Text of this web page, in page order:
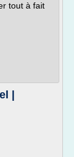
tout à fait
|